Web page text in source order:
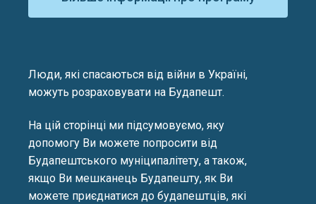
Люди, які спасаються від війни в Україні,
можуть розраховувати на Будапешт.
На цій сторінці ми підсумовуємо, яку
допомогу Ви можете попросити від
Будапештського муніципалітету, а також,
якщо Ви мешканець Будапешту, як Ви
можете приєднатися до будапештців, які